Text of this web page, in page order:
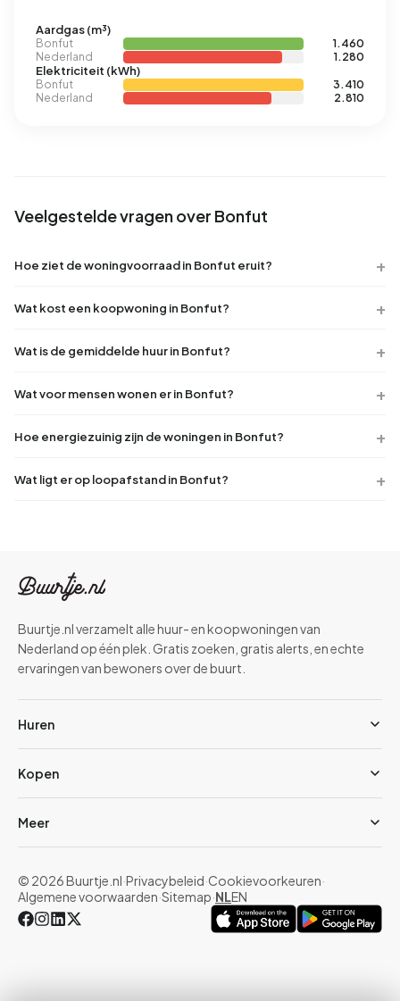
Aardgas (m³)
Bonfut
1.460
Nederland
1.280
Elektriciteit (kWh)
Bonfut
3.410
Nederland
2.810
Veelgestelde vragen over Bonfut
Hoe ziet de woningvoorraad in Bonfut eruit?
Wat kost een koopwoning in Bonfut?
Wat is de gemiddelde huur in Bonfut?
Wat voor mensen wonen er in Bonfut?
Hoe energiezuinig zijn de woningen in Bonfut?
Wat ligt er op loopafstand in Bonfut?
Buurtje.nl verzamelt alle huur- en koopwoningen van
Nederland op één plek. Gratis zoeken, gratis alerts, en echte
ervaringen van bewoners over de buurt.
Huren
Kopen
Meer
© 2026 Buurtje.nl·Privacybeleid·Cookievoorkeuren·
Algemene voorwaarden·Sitemap·NLEN